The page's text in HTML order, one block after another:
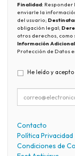
Finalidad: Responder
enviarle la
del usuario;
obligación legal;
otros derechos,
Información Adicional
Protección de Datos
He leído y acepto
Contacto
Política Privacidad
Condiciones de